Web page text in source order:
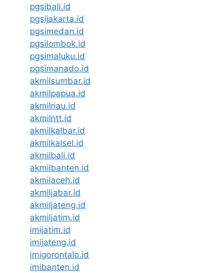
pgsibali.id
pgsijakarta.id
pgsimedan.id
pgsilombok.id
pgsimaluku.id
pgsimanado.id
akmilsumbar.id
akmilpapua.id
akmilriau.id
akmilntt.id
akmilkalbar.id
akmilkalsel.id
akmilbali.id
akmilbanten.id
akmilaceh.id
akmiljabar.id
akmiljateng.id
akmiljatim.id
imijatim.id
imijateng.id
imigorontalo.id
imibanten.id